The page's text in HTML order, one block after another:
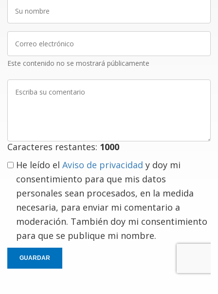
nombre
electrónico
Este contenido no se mostrará públicamente
Caracteres restantes: 1000
He leído el Aviso de privacidad y doy mi
consentimiento para que mis datos
personales sean procesados, en la medida
necesaria, para enviar mi comentario a
moderación. También doy mi consentimiento
para que se publique mi nombre.
GUARDAR